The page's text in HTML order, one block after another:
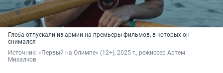
Глеба отпускали из армии на премьеры фильмов, в которых он
снимался
Источник: «Первый на Олимпе» (12+), 2025 г., режиссер Артем
Михалков